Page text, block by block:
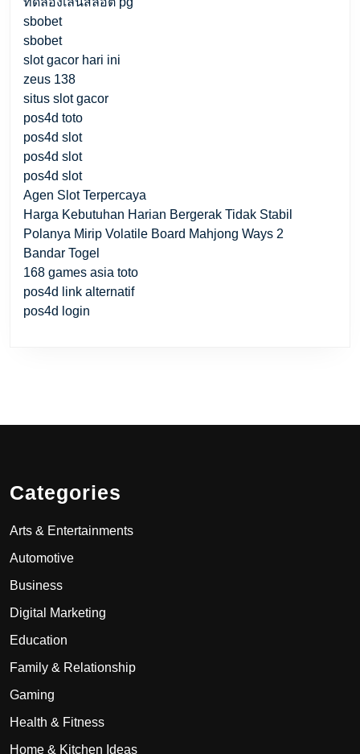
sbobet
sbobet
slot gacor hari ini
zeus 138
situs slot gacor
pos4d toto
pos4d slot
pos4d slot
pos4d slot
Agen Slot Terpercaya
Harga Kebutuhan Harian Bergerak Tidak Stabil
Polanya Mirip Volatile Board Mahjong Ways 2
Bandar Togel
168 games asia toto
pos4d link alternatif
pos4d login
Categories
Arts & Entertainments
Automotive
Business
Digital Marketing
Education
Family & Relationship
Gaming
Health & Fitness
Home & Kitchen Ideas